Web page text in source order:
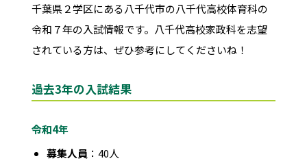
千葉県２学区にある八千代市の八千代高校体育科の
令和７年の入試情報です。八千代高校家政科を志望
されている方は、ぜひ参考にしてくださいね！
過去3年の入試結果
令和4年
募集人員 ：40人